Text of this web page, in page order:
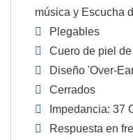
música y Escucha
Plegables
Cuero de piel
Diseño 'Over-
Cerrados
Impedancia: 37
Respuesta en